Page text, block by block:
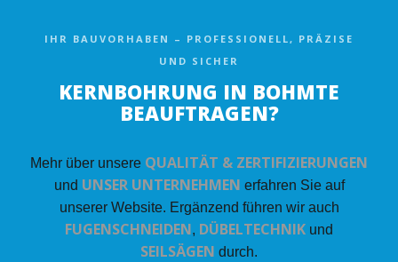
IHR BAUVORHABEN – PROFESSIONELL, PRÄZISE
UND SICHER
KERNBOHRUNG IN BOHMTE
BEAUFTRAGEN?
Mehr über unsere QUALITÄT & ZERTIFIZIERUNGEN
und UNSER UNTERNEHMEN erfahren Sie auf
unserer Website. Ergänzend führen wir auch
FUGENSCHNEIDEN, DÜBELTECHNIK und
SEILSÄGEN durch.